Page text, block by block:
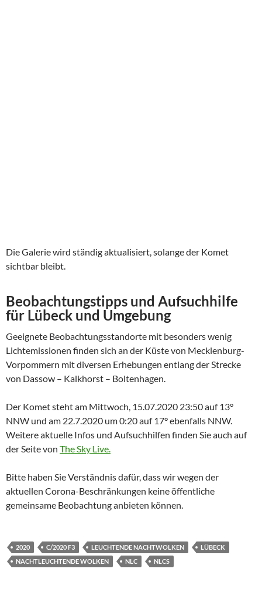
Die Galerie wird ständig aktualisiert, solange der Komet
sichtbar bleibt.
Beobachtungstipps und Aufsuchhilfe
für Lübeck und Umgebung
Geeignete Beobachtungsstandorte mit besonders wenig
Lichtemissionen finden sich an der Küste von Mecklenburg-
Vorpommern mit diversen Erhebungen entlang der Strecke
von Dassow – Kalkhorst – Boltenhagen.
Der Komet steht am Mittwoch, 15.07.2020 23:50 auf 13°
NNW und am 22.7.2020 um 0:20 auf 17° ebenfalls NNW.
Weitere aktuelle Infos und Aufsuchhilfen finden Sie auch auf
der Seite von The Sky Live.
Bitte haben Sie Verständnis dafür, dass wir wegen der
aktuellen Corona-Beschränkungen keine öffentliche
gemeinsame Beobachtung anbieten können.
2020 C/2020 F3 LEUCHTENDE NACHTWOLKEN
LÜBECK
NACHTLEUCHTENDE WOLKEN
NLC NLCS